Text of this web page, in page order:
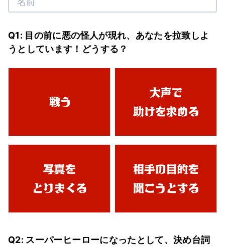
Q1: 目の前に悪の怪人が現れ、あなたを拉致しよ
うとしています！どうする？
Q2: スーパーヒーローになったとして、決め台詞